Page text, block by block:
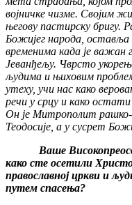
војничке чизме. Својим
његову пастирску бригу.
Божијег народа,
временима када је важан
Јеванђељу. Чврсто
људима и њиховим
утеху, учи нас како
речи у срцу и како
Он је Митрополит рашко-
Теодосије, а у сусрет
Ваше
како сте осетили
православној цркви и
путем спасења?